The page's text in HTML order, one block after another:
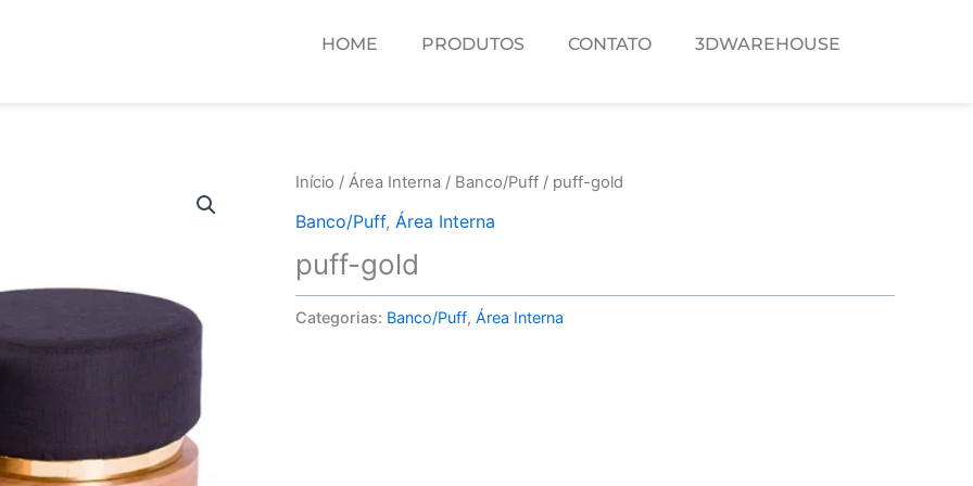
HOME PRODUTOS CONTATO 3DWAREHOUSE
Início / Área Interna / Banco/Puff / puff-gold
Banco/Puff, Área Interna
puff-gold
Categorias: Banco/Puff, Área Interna